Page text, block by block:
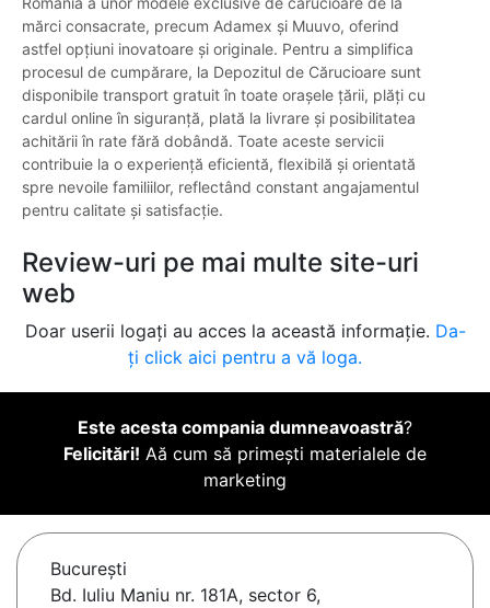
mărci consacrate, precum Adamex și Muuvo, oferind
astfel opțiuni inovatoare și originale. Pentru a simplifica
procesul de cumpărare, la Depozitul de Cărucioare sunt
disponibile transport gratuit în toate orașele țării, plăți cu
cardul online în siguranță, plată la livrare și posibilitatea
achitării în rate fără dobândă. Toate aceste servicii
contribuie la o experiență eficientă, flexibilă și orientată
spre nevoile familiilor, reflectând constant angajamentul
pentru calitate și satisfacție.
Review-uri pe mai multe site-uri
web
Doar userii logați au acces la această informație. Da-
ți click aici pentru a vă loga.
Este acesta compania dumneavoastră?
Felicitări! Aă cum să primești materialele de
marketing
Bucureşti
Bd. Iuliu Maniu nr. 181A, sector 6,